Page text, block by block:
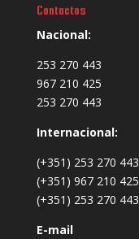
Contactos
Nacional:
253 270 443
967 210 425
253 270 443
Internacional:
(+351) 253 270 443
(+351) 967 210 425
(+351) 253 270 443
E-mail